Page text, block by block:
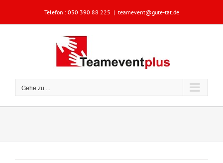
springen
Telefon : 030 390 88 225 | teamevent@gute-tat.de
Gehe zu ...